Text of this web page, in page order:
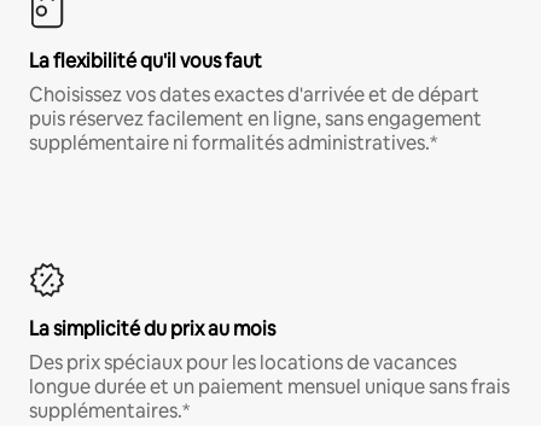
La flexibilité qu'il vous faut
Choisissez vos dates exactes d'arrivée et de départ
puis réservez facilement en ligne, sans engagement
supplémentaire ni formalités administratives.*
La simplicité du prix au mois
Des prix spéciaux pour les locations de vacances
longue durée et un paiement mensuel unique sans frais
supplémentaires.*